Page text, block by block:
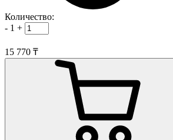
Количество:
- 1 +
15 770 ₸